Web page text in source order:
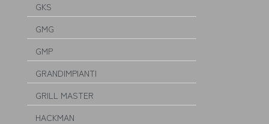
GKS
GMG
GMP
GRANDIMPIANTI
GRILL MASTER
HACKMAN